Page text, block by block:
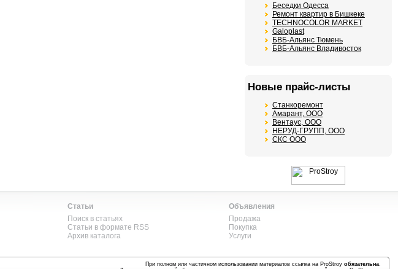
Беседки Одесса
Ремонт квартир в Бишкеке
TECHNOCOLOR MARKET
Galoplast
БВБ-Альянс Тюмень
БВБ-Альянс Владивосток
Новые прайс-листы
Станкоремонт
Амарант, ООО
Вентаус, ООО
НЕРУД-ГРУПП, ООО
СКС ООО
Статьи
Поиск в статьях
Статьи в формате RSS
Архив каталога
Объявления
Продажа
Покупка
Услуги
При полном или частичном использовании материалов ссылка на ProStroyобязательна.